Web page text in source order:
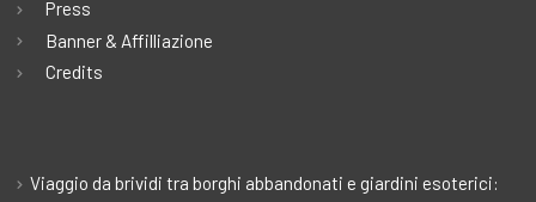
Press
Banner & Affilliazione
Credits
Viaggio da brividi tra borghi abbandonati e giardini esoterici: